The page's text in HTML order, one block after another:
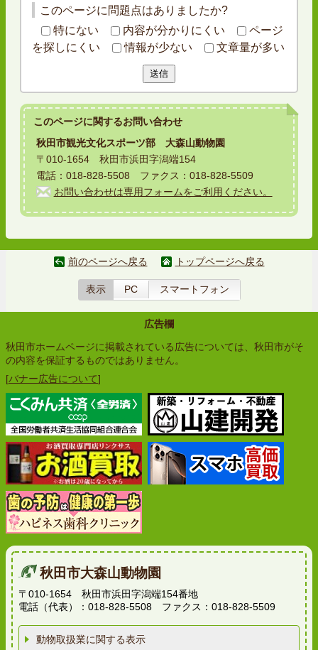
このページに問題点はありましたか?
特にない
内容が分かりにくい
ページ
を探しにくい
情報が少ない 文章量が多い
送信
このページに関するお問い合わせ
秋田市観光文化スポーツ部 大森山動物園
〒010-1654 秋田市浜田字潟端154
電話：018-828-5508 ファクス：018-828-5509
お問い合わせは専用フォームをご利用ください。
前のページへ戻る トップページへ戻る
表示 PC スマートフォン
広告欄
秋田市ホームページに掲載されている広告については、秋田市がそ
の内容を保証するものではありません。
[バナー広告について]
秋田市大森山動物園
〒010-1654 秋田市浜田字潟端154番地
電話（代表）：018-828-5508 ファクス：018-828-5509
動物取扱業に関する表示